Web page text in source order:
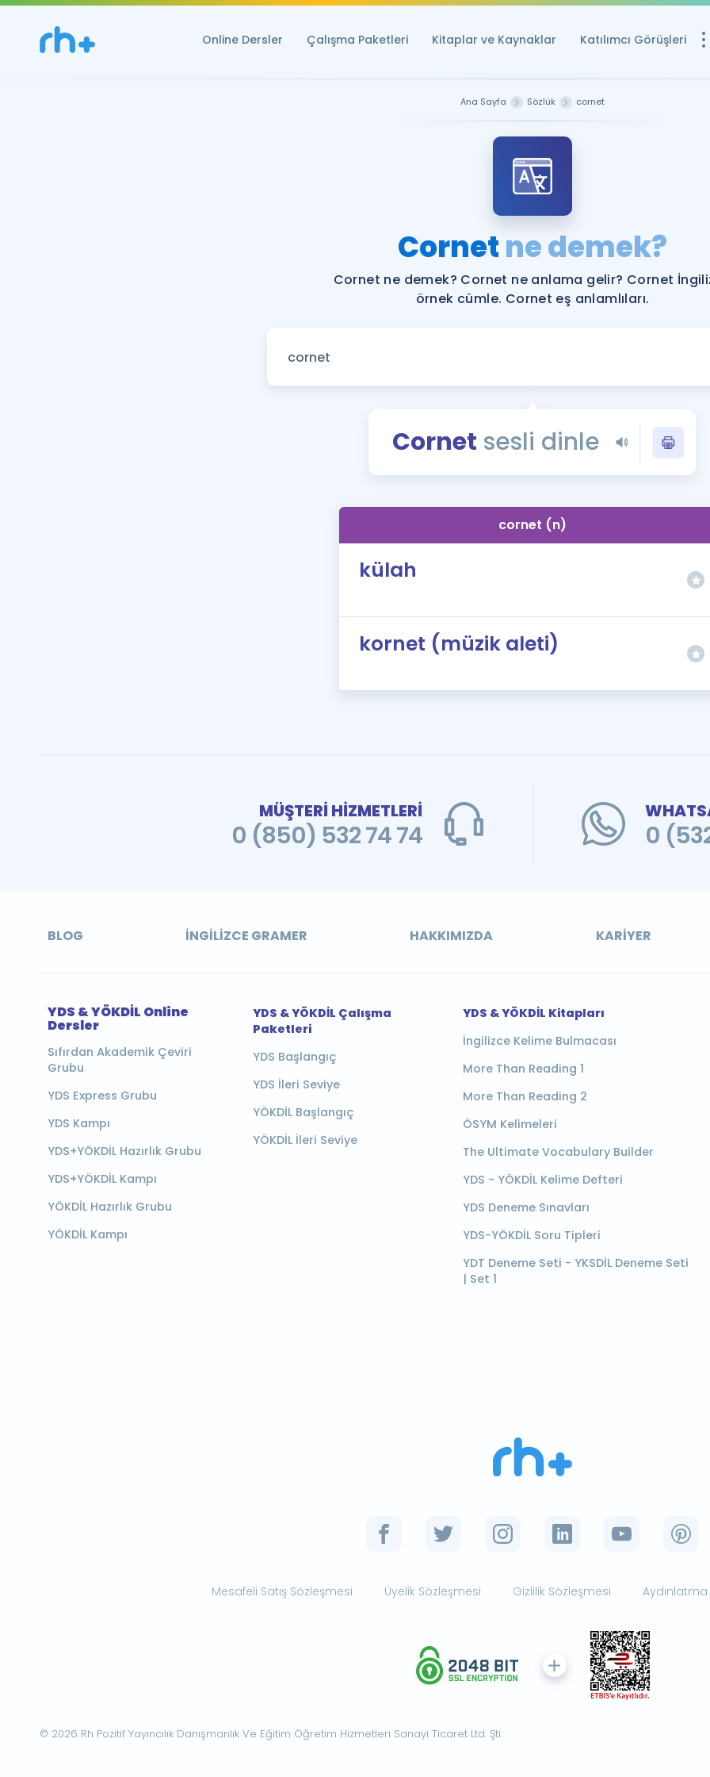
Online Dersler Çalışma Paketleri Kitaplar ve Kaynaklar Katılımcı Görüşleri
YDS ve YÖKDİL
Rehberlik Aracı
YDS ve
Tüm ÖSYM
YDS - YÖKDİL
İngilizce Gramer
Ana Sayfa Sözlük cornet
Cornetne demek?
Cornet ne demek? Cornet ne anlama gelir? Cornet
örnek cümle. Cornet eş anlamlıları.
Cornet sesli dinle
cornet (n)
külah
kornet (müzik aleti)
MÜŞTERİ HİZMETLERİ
0 (850) 532 74 74 0
BLOG İNGILIZCE GRAMER HAKKIMIZDA KARIYER
YDS & YÖKDİL Online
Dersler
Sıfırdan Akademik Çeviri
Grubu
YDS Express Grubu
YDS Kampı
YDS+YÖKDİL Hazırlık Grubu
YDS+YÖKDİL Kampı
YÖKDİL Hazırlık Grubu
YÖKDİL Kampı
YDS & YÖKDİL Çalışma
Paketleri
YDS Başlangıç
YDS İleri Seviye
YÖKDİL Başlangıç
YÖKDİL İleri Seviye
YDS & YÖKDİL Kitapları
İngilizce Kelime Bulmacası
More Than Reading 1
More Than Reading 2
ÖSYM Kelimeleri
The Ultimate Vocabulary Builder
YDS - YÖKDİL Kelime Defteri
YDS Deneme Sınavları
YDS-YÖKDİL Soru Tipleri
YDT Deneme Seti - YKSDİL Deneme Seti
| Set 1
Mesafeli Satış Sözleşmesi Üyelik Sözleşmesi Gizlilik Sözleşmesi
© 2026 Rh Pozitif Yayıncılık Danışmanlık Ve Eğitim Öğretim Hizmetleri Sanayi Ticaret Ltd. Şti.